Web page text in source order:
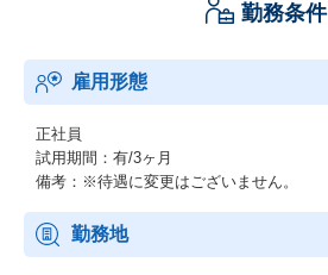
勤務条件
雇用形態
正社員
試用期間：有/3ヶ月
備考：※待遇に変更はございません。
勤務地